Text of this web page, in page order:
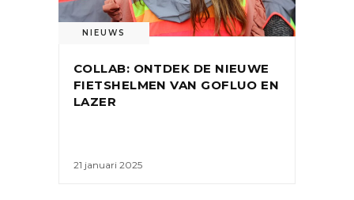
NIEUWS
COLLAB: ONTDEK DE NIEUWE
FIETSHELMEN VAN GOFLUO EN
LAZER
21 januari 2025